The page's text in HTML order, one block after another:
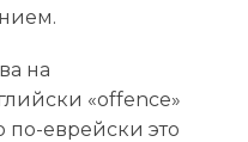
на
«offence»
по-еврейски это